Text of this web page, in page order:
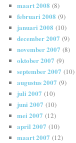
maart 2008 (8)
februari 2008 (9)
januari 2008 (10)
december 2007 (9)
november 2007 (8)
oktober 2007 (9)
september 2007 (10)
augustus 2007 (9)
juli 2007 (10)
juni 2007 (10)
mei 2007 (12)
april 2007 (10)
maart 2007 (12)